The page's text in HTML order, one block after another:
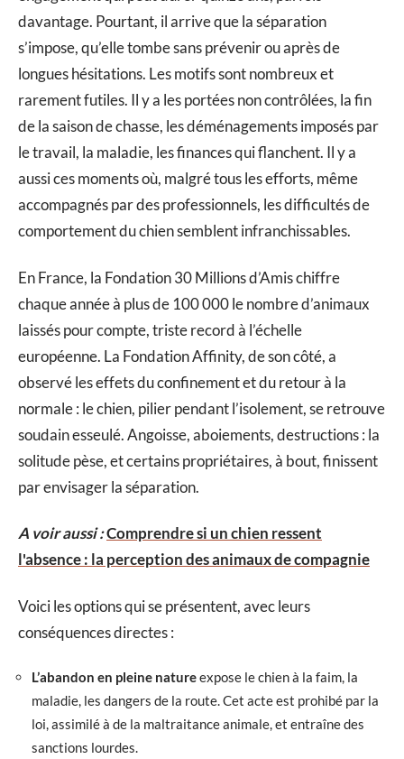
davantage. Pourtant, il arrive que la séparation
s’impose, qu’elle tombe sans prévenir ou après de
longues hésitations. Les motifs sont nombreux et
rarement futiles. Il y a les portées non contrôlées, la fin
de la saison de chasse, les déménagements imposés par
le travail, la maladie, les finances qui flanchent. Il y a
aussi ces moments où, malgré tous les efforts, même
accompagnés par des professionnels, les difficultés de
comportement du chien semblent infranchissables.
En France, la Fondation 30 Millions d’Amis chiffre
chaque année à plus de 100 000 le nombre d’animaux
laissés pour compte, triste record à l’échelle
européenne. La Fondation Affinity, de son côté, a
observé les effets du confinement et du retour à la
normale : le chien, pilier pendant l’isolement, se retrouve
soudain esseulé. Angoisse, aboiements, destructions : la
solitude pèse, et certains propriétaires, à bout, finissent
par envisager la séparation.
A voir aussi :Comprendre si un chien ressent
l'absence : la perception des animaux de compagnie
Voici les options qui se présentent, avec leurs
conséquences directes :
L’abandon en pleine natureexpose le chien à la faim, la
maladie, les dangers de la route. Cet acte est prohibé par la
loi, assimilé à de la maltraitance animale, et entraîne des
sanctions lourdes.